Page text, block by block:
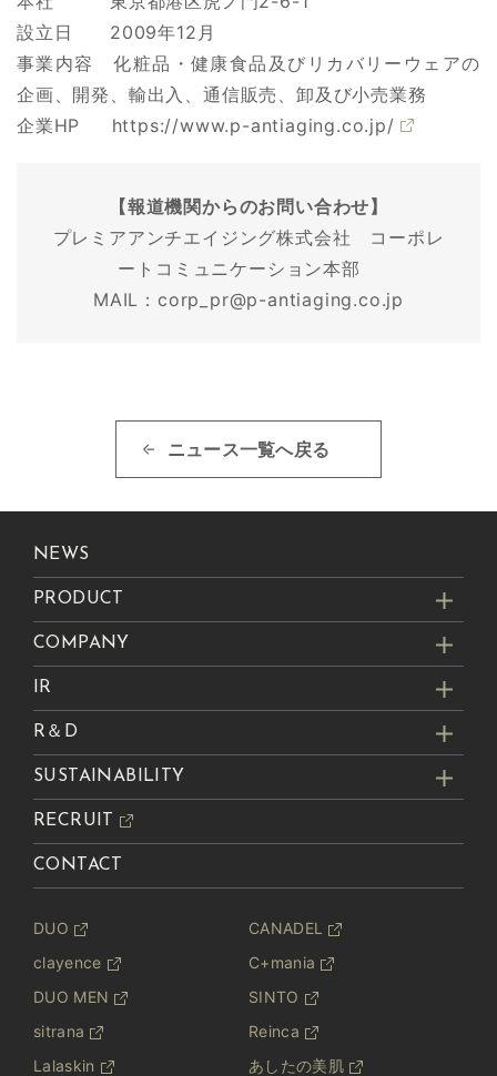
設立日 2009年12月
事業内容 化粧品・健康食品及びリカバリーウェアの
企画、開発、輸出入、通信販売、卸及び小売業務
企業HP https://www.p-antiaging.co.jp/
【報道機関からのお問い合わせ】
プレミアアンチエイジング株式会社 コーポレ
ートコミュニケーション本部
MAIL：corp_pr@p-antiaging.co.jp
ニュース一覧へ戻る
NEWS
PRODUCT
COMPANY
IR
R＆D
SUSTAINABILITY
RECRUIT
CONTACT
DUO
CANADEL
clayence
C+mania
DUO MEN
SINTO
sitrana
Reinca
Lalaskin
あしたの美肌